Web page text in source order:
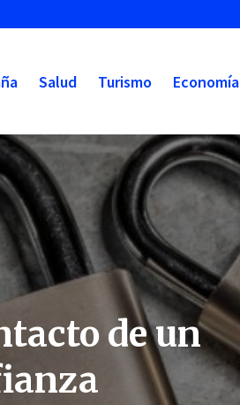
Salud Turismo Economía
de un